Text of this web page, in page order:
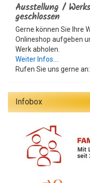
Ausstellung /
geschlossen
Gerne können Sie Ihre
Onlineshop aufgeben
Werk abholen.
Weiter Infos....
Rufen Sie uns gerne
Infobox